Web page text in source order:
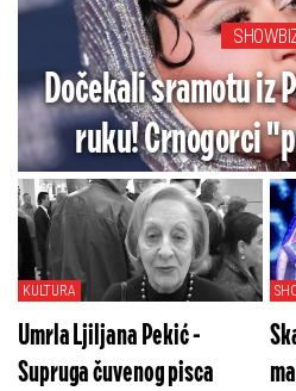
Dočekali sramotu iz
ruku! Crnogorci
tepih" ženi koja je
lažnom
KULTURA
Umrla Ljiljana Pekić -
Supruga čuvenog pisca